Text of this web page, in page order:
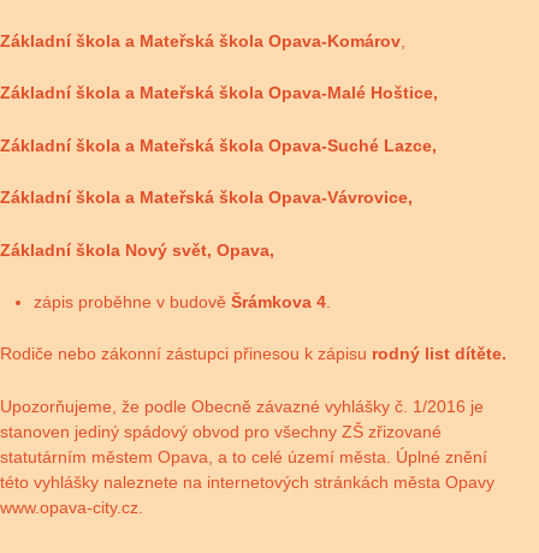
Základní škola a Mateřská škola Opava-Komárov
Základní škola a Mateřská škola Opava-Malé Hoštice,
Základní škola a Mateřská škola Opava-Suché Lazce,
Základní škola a Mateřská škola Opava-Vávrovice,
Základní škola Nový svět, Opava,
zápis proběhne v budově Šrámkova 4
Rodiče nebo zákonní zástupci přinesou k zápisu rodný list dítěte.
Upozorňujeme, že podle Obecně závazné vyhlášky č. 1/2016 je
stanoven jediný spádový obvod pro všechny ZŠ zřizované
statutárním městem Opava, a to celé území města. Úplné znění
této vyhlášky naleznete na internetových stránkách města Opavy
www.opava-city.cz